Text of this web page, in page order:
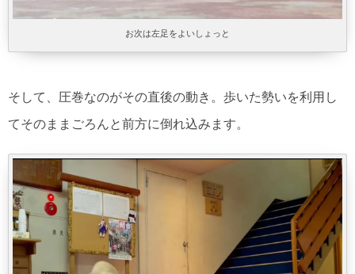
お次は左足をよいしょっと
そして、圧巻なのがその直後の動き。歩いた勢いを利用し
てそのままごろんと前方に倒れ込みます。